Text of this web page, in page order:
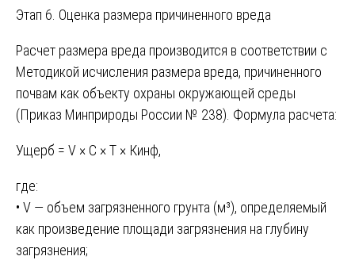
Этап 6. Оценка размера причиненного вреда
Расчет размера вреда производится в соответствии с
Методикой исчисления размера вреда, причиненного
почвам как объекту охраны окружающей среды
(Приказ Минприроды России № 238). Формула расчета:
Ущерб = V × С × Т × Кинф,
где:
• V — объем загрязненного грунта (м³), определяемый
как произведение площади загрязнения на глубину
загрязнения;